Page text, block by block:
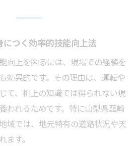
ライバー技能向上のメリット
研修でドライバー技術を伸ば
間から得られる実践的学び方
押しする地元交流の活用術
修を最大活用するポイント
につく効率的技能向上法
向上を図るには、現場での経験を
効果的です。その理由は、運転や
て、机上の知識では得られない現
われるためです。特に山梨県韮崎
域では、地元特有の道路状況や天
ます。